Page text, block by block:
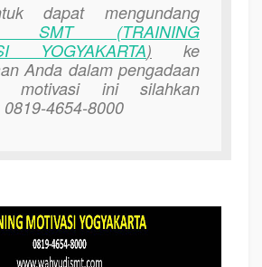
dapat mengundang
SMT (TRAINING
YOGYAKARTA) ke
Anda dalam pengadaan
motivasi ini silahkan
4654-8000